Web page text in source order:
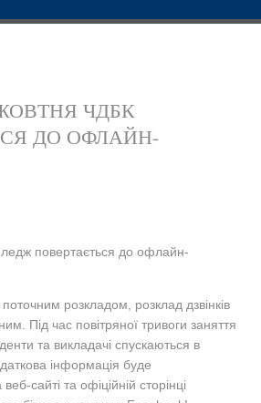
ЧДБК
ДО ОФЛАЙН-
повертається до офлайн-
розкладом, розклад дзвінків
Під час повітряної тривоги заняття
та викладачі спускаються в
інформація буде
сайті та офіційній сторінці